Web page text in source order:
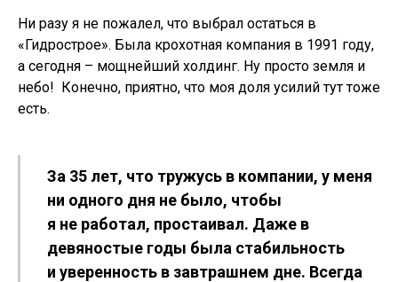
Ни разу я не пожалел, что выбрал остаться в
«Гидрострое». Была крохотная компания в 1991 году,
а сегодня – мощнейший холдинг. Ну просто земля и
небо! Конечно, приятно, что моя доля усилий тут тоже
есть.
За 35 лет, что тружусь в компании, у меня
ни одного дня не было, чтобы
я не работал, простаивал. Даже в
девяностые годы была стабильность
и уверенность в завтрашнем дне. Всегда